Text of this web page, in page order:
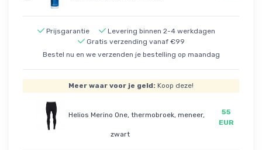
Prijsgarantie
Levering binnen 2-4 werkdagen
Gratis verzending vanaf €99
Bestel nu en we verzenden je bestelling op maandag
Meer waar voor je geld: Koop deze!
Helios Merino One, thermobroek, meneer,
zwart
55
EUR